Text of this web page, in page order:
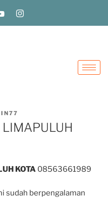
KOTA 08563661989
sudah berpengalaman